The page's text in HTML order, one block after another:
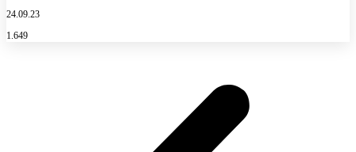
24.09.23
1.649